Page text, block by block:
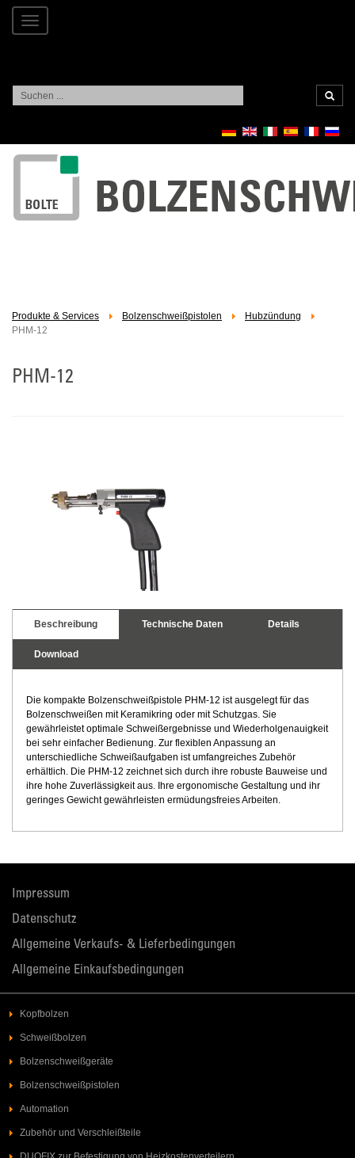
Toggle
navigation
Suchen
...
Produkte & Services Bolzenschweißpistolen
Hubzündung
PHM-12
PHM-12
Beschreibung Technische Daten Details
Download
Die kompakte Bolzenschweißpistole PHM-12 ist ausgelegt für das
Bolzenschweißen mit Keramikring oder mit Schutzgas. Sie
gewährleistet optimale Schweißergebnisse und Wiederholgenauigkeit
bei sehr einfacher Bedienung. Zur flexiblen Anpassung an
unterschiedliche Schweißaufgaben ist umfangreiches Zubehör
erhältlich. Die PHM-12 zeichnet sich durch ihre robuste Bauweise und
ihre hohe Zuverlässigkeit aus. Ihre ergonomische Gestaltung und ihr
geringes Gewicht gewährleisten ermüdungsfreies Arbeiten.
Impressum
Datenschutz
Allgemeine Verkaufs- & Lieferbedingungen
Allgemeine Einkaufsbedingungen
Kopfbolzen
Schweißbolzen
Bolzenschweißgeräte
Bolzenschweißpistolen
Automation
Zubehör und Verschleißteile